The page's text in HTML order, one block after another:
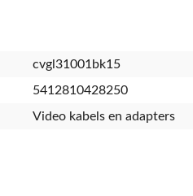
cvgl31001bk15
5412810428250
Video kabels en adapters